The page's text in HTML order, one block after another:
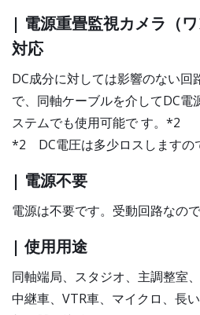
| 電源重畳監視カメラ（ワ
対応
DC成分に対しては影響のない回
で、同軸ケーブルを介してDC電
ステムでも使用可能で す。*2
*2 DC電圧は多少ロスしますの
| 電源不要
電源は不要です。受動回路なの
| 使用用途
同軸端局、スタジオ、主調整室
中継車、VTR車、マイクロ、長